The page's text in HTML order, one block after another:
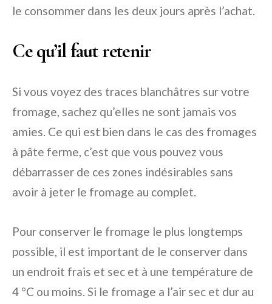
le consommer dans les deux jours après l’achat.
Ce qu’il faut retenir
Si vous voyez des traces blanchâtres sur votre
fromage, sachez qu’elles ne sont jamais vos
amies. Ce qui est bien dans le cas des fromages
à pâte ferme, c’est que vous pouvez vous
débarrasser de ces zones indésirables sans
avoir à jeter le fromage au complet.
Pour conserver le fromage le plus longtemps
possible, il est important de le conserver dans
un endroit frais et sec et à une température de
4 °C ou moins. Si le fromage a l’air sec et dur au